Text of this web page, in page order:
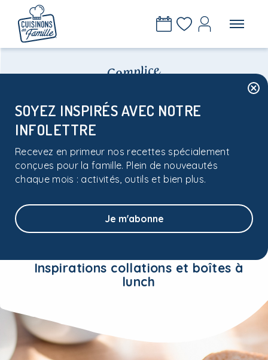
SOYEZ INSPIRÉS AVEC NOTRE
INFOLETTRE
Recevez en primeur nos recettes spécialement
conçues pour la famille. Plein de nouveautés
chaque mois : activités, outils et bien plus.
Je m'abonne
EN VEDETTE CE MOIS-CI
Une rentrée bien
préparée
Inspirations collations et boîtes à
lunch